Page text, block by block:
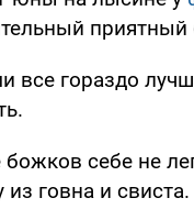
приятный
все гораздо
себе не
говна и свиста.